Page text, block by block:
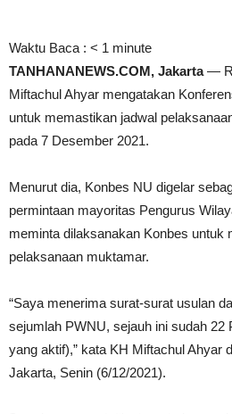
Waktu Baca : < 1 minute
TANHANANEWS.COM, Jakarta—
Miftachul Ahyar mengatakan
untuk memastikan jadwal
pada 7 Desember 2021.
Menurut dia, Konbes NU digelar
permintaan mayoritas Pengurus
meminta dilaksanakan Konbes untuk
pelaksanaan muktamar.
“Saya menerima surat-surat usulan
sejumlah PWNU, sejauh ini sudah 22
yang aktif),” kata KH Miftachul Ahyar
Jakarta, Senin (6/12/2021).